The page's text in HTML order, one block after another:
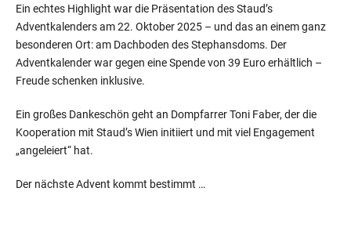
Ein echtes Highlight war die Präsentation des Staud’s
Adventkalenders am 22. Oktober 2025 – und das an einem ganz
besonderen Ort: am Dachboden des Stephansdoms. Der
Adventkalender war gegen eine Spende von 39 Euro erhältlich –
Freude schenken inklusive.
Ein großes Dankeschön geht an Dompfarrer Toni Faber, der die
Kooperation mit Staud’s Wien initiiert und mit viel Engagement
„angeleiert“ hat.
Der nächste Advent kommt bestimmt …